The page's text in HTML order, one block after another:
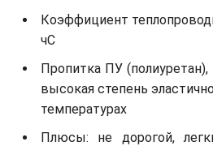
Коэффициент
чС
Пропитка ПУ
высокая степень
температурах
Плюсы: не дорогой,